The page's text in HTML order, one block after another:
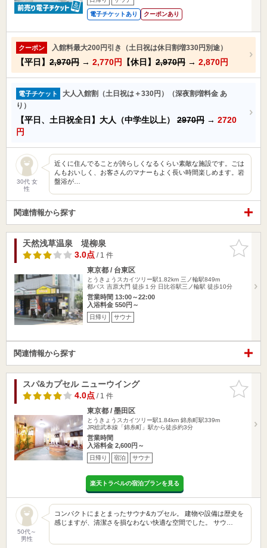
電子チケットあり クーポンあり
クーポン 入館料最大200円引き（土日祝は休日割増330円別途）
【平日】 2,970円 → 2,770円 【休日】 2,970円 → 2,870円
電子チケット
大人入館割（土日祝は＋330円）（深夜割増料金 あ
り）
【平日、土日祝全日】大人（中学生以上） 2970円 → 2720
円
30代 女
性
近くに住んでることが誇らしくなるくらい素敵な施設です。ごは
んもおいしく、お客さんのマナーもよく長い時間楽しめます。岩
盤浴が…
関連情報から探す
お気に入
りに追加
天然浅草温泉 堤柳泉
3.0点/ 1 件
東京都 / 台東区
とうきょうスカイツリー駅1.82km 三ノ輪駅849m
都バス 吉原大門 徒歩１分 日比谷駅三ノ輪駅 徒歩10分
営業時間 13:00～22:00
入浴料金 550円～
日帰り サウナ
関連情報から探す
お気に入
りに追加
スパ&カプセル ニューウイング
4.0点/ 1 件
東京都 / 墨田区
とうきょうスカイツリー駅1.84km 錦糸町駅339m
JR総武本線「錦糸町」駅から徒歩約3分
営業時間
入浴料金 2,600円～
日帰り 宿泊 サウナ
楽天トラベルの宿泊プランを見る
50代～
男性
コンパクトにまとまったサウナ&カプセル。 建物や設備は歴史を
感じますが、清潔さを損なわない快適な空間でした。 サウ…